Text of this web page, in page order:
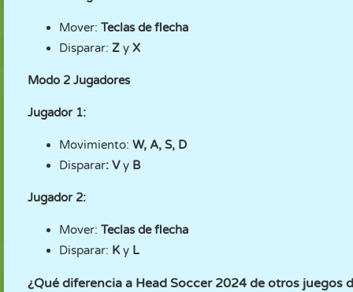
Mover: Teclas de flecha
Disparar: Z y X
Modo 2 Jugadores
Jugador 1:
Movimiento: W, A, S, D
Disparar: Vy B
Jugador 2:
Mover: Teclas de flecha
Disparar: K y L
¿Qué diferencia a Head Soccer 2024 de otros juegos